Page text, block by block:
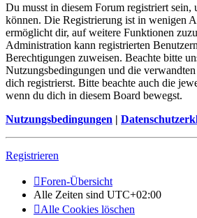
Du musst in diesem Forum registriert sein,
können. Die Registrierung ist in wenigen
ermöglicht dir, auf weitere Funktionen
Administration kann registrierten
Berechtigungen zuweisen. Beachte bitte
Nutzungsbedingungen und die
dich registrierst. Bitte beachte auch die
wenn du dich in diesem Board bewegst.
Nutzungsbedingungen |
Registrieren
Foren-Übersicht
Alle Zeiten sind UTC+02:00
Alle Cookies löschen